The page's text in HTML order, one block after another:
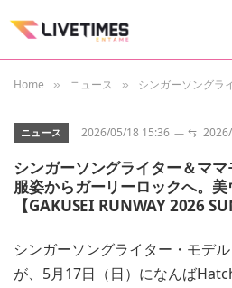
Home » ニュース » シンガーソングライター＆ママモデルの村上来渚、制
ニュース 2026/05/18 15:36 ⇆
シンガーソングライター＆マ
服姿からガーリーロックへ。
【GAKUSEI RUNWAY 2026
シンガーソングライター・モデ
が、5月17日（日）になんば